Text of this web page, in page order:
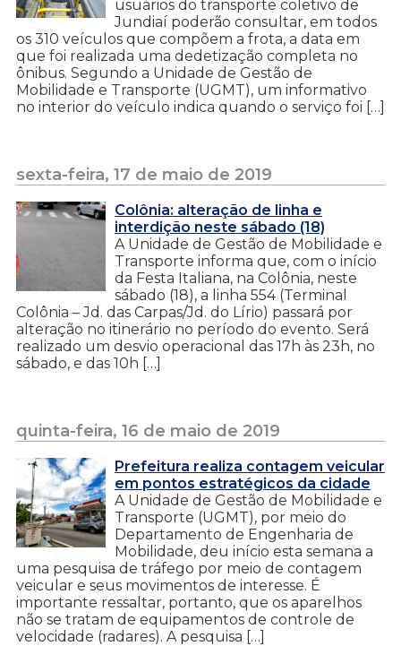
usuários do transporte coletivo de
Jundiaí poderão consultar, em todos
os 310 veículos que compõem a frota, a data em
que foi realizada uma dedetização completa no
ônibus. Segundo a Unidade de Gestão de
Mobilidade e Transporte (UGMT), um informativo
no interior do veículo indica quando o serviço foi […]
sexta-feira, 17 de maio de 2019
Colônia: alteração de linha e
interdição neste sábado (18)
A Unidade de Gestão de Mobilidade e
Transporte informa que, com o início
da Festa Italiana, na Colônia, neste
sábado (18), a linha 554 (Terminal
Colônia – Jd. das Carpas/Jd. do Lírio) passará por
alteração no itinerário no período do evento. Será
realizado um desvio operacional das 17h às 23h, no
sábado, e das 10h […]
quinta-feira, 16 de maio de 2019
Prefeitura realiza contagem veicular
em pontos estratégicos da cidade
A Unidade de Gestão de Mobilidade e
Transporte (UGMT), por meio do
Departamento de Engenharia de
Mobilidade, deu início esta semana a
uma pesquisa de tráfego por meio de contagem
veicular e seus movimentos de interesse. É
importante ressaltar, portanto, que os aparelhos
não se tratam de equipamentos de controle de
velocidade (radares). A pesquisa […]